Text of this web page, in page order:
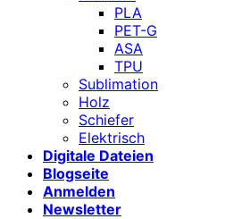
PLA
PET-G
ASA
TPU
Sublimation
Holz
Schiefer
Elektrisch
Digitale Dateien
Blogseite
Anmelden
Newsletter